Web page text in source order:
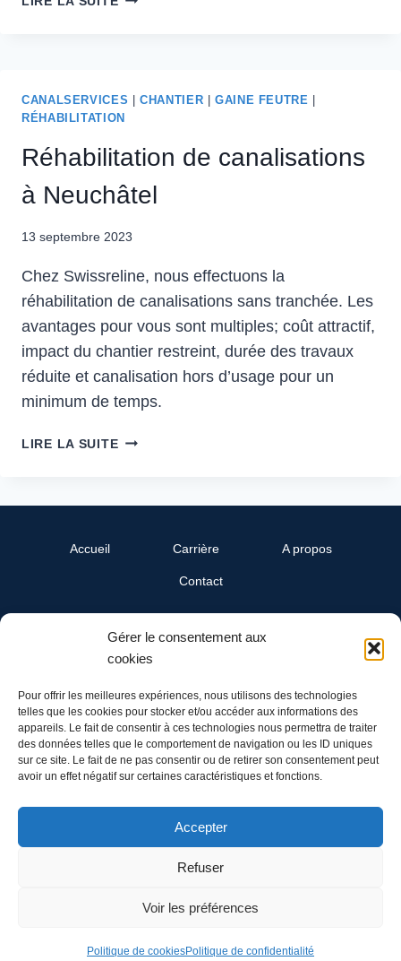
Gérer le consentement aux
cookies
Pour offrir les meilleures expériences, nous utilisons des technologies
telles que les cookies pour stocker et/ou accéder aux informations des
appareils. Le fait de consentir à ces technologies nous permettra de traiter
des données telles que le comportement de navigation ou les ID uniques
sur ce site. Le fait de ne pas consentir ou de retirer son consentement peut
avoir un effet négatif sur certaines caractéristiques et fonctions.
Accepter
Refuser
Voir les préférences
Politique de cookiesPolitique de confidentialité
CANALSERVICES |CHANTIER |GAINE FEUTRE
RÉHABILITATION
Réhabilitation de canalisations
à Neuchâtel
13 septembre 2023
Chez Swissreline, nous effectuons la
réhabilitation de canalisations sans tranchée. Les
avantages pour vous sont multiples; coût attractif,
impact du chantier restreint, durée des travaux
réduite et canalisation hors d’usage pour un
minimum de temps.
LIRE LA SUITE
Accueil Carrière A propos
Contact
SwissReline
Un département Cand-Landi SA
1422 Grandson
Tél: 024 445 00 90
Mail: info@swissreline.ch
@2024 SwissReline